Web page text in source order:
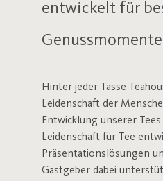
entwickelt für
Genussmomente
Hinter jeder Tasse
Leidenschaft der
Entwicklung unserer
Leidenschaft für Tee
Präsentationslösungen
Gastgeber dabei